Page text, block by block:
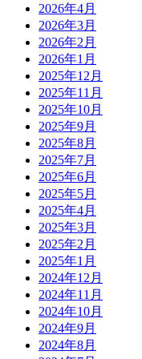
2026年4月
2026年3月
2026年2月
2026年1月
2025年12月
2025年11月
2025年10月
2025年9月
2025年8月
2025年7月
2025年6月
2025年5月
2025年4月
2025年3月
2025年2月
2025年1月
2024年12月
2024年11月
2024年10月
2024年9月
2024年8月